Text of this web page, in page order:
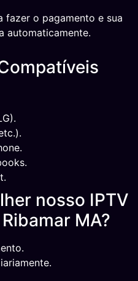
fazer o pagamento e sua
automaticamente.
nosso IPTV
MA?